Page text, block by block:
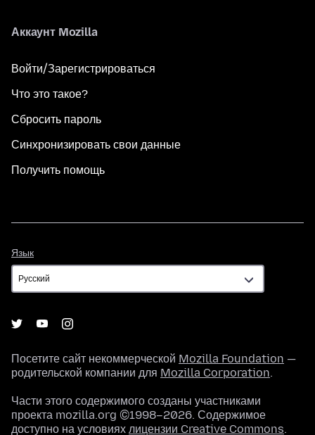
Аккаунт Mozilla
Войти/Зарегистрироваться
Что это такое?
Сбросить пароль
Синхронизировать свои данные
Получить помощь
Язык
Посетите сайт некоммерческой Mozilla Foundation —
родительской компании для Mozilla Corporation.
Части этого содержимого созданы участниками
проекта mozilla.org ©1998–2026. Содержимое
доступно на условиях лицензии Creative Commons.